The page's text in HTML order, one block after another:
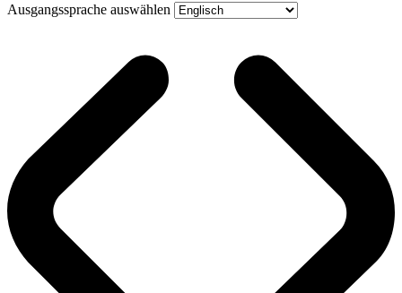
Ausgangssprache auswählen